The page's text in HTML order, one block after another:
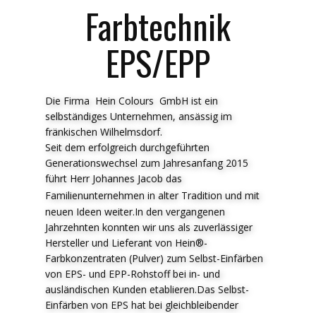
Farbtechnik
EPS/EPP
Die Firma Hein Colours GmbH ist ein
selbständiges Unternehmen, ansässig im
fränkischen Wilhelmsdorf.
Seit dem erfolgreich durchgeführten
Generationswechsel zum Jahresanfang 2015
führt Herr Johannes Jacob das
Familienunternehmen in alter Tradition und mit
neuen Ideen weiter.In den vergangenen
Jahrzehnten konnten wir uns als zuverlässiger
Hersteller und Lieferant von Hein®-
Farbkonzentraten (Pulver) zum Selbst-Einfärben
von EPS- und EPP-Rohstoff bei in- und
ausländischen Kunden etablieren.Das Selbst-
Einfärben von EPS hat bei gleichbleibender